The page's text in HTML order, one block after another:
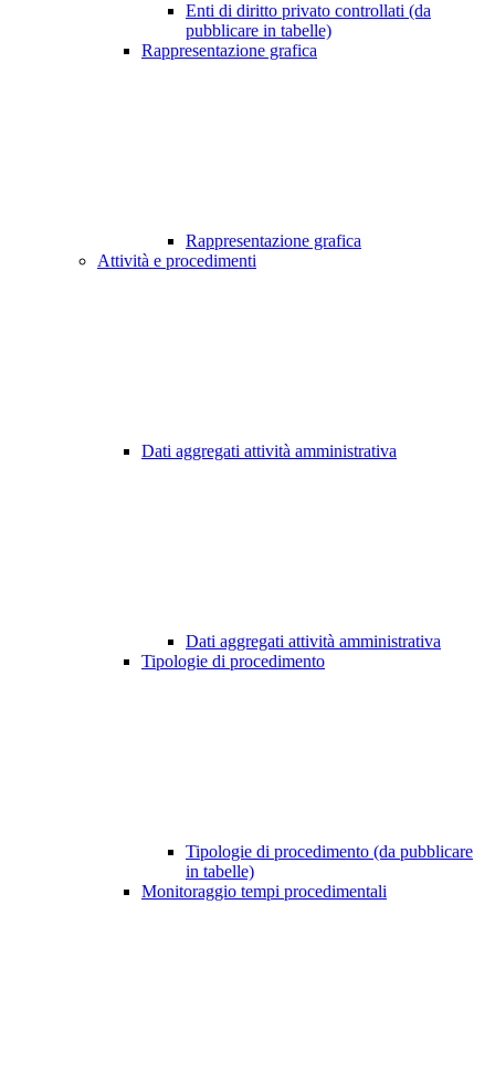
Enti di diritto privato controllati (da
pubblicare in tabelle)
Rappresentazione grafica
Rappresentazione grafica
Attività e procedimenti
Dati aggregati attività amministrativa
Dati aggregati attività amministrativa
Tipologie di procedimento
Tipologie di procedimento (da pubblicare
in tabelle)
Monitoraggio tempi procedimentali